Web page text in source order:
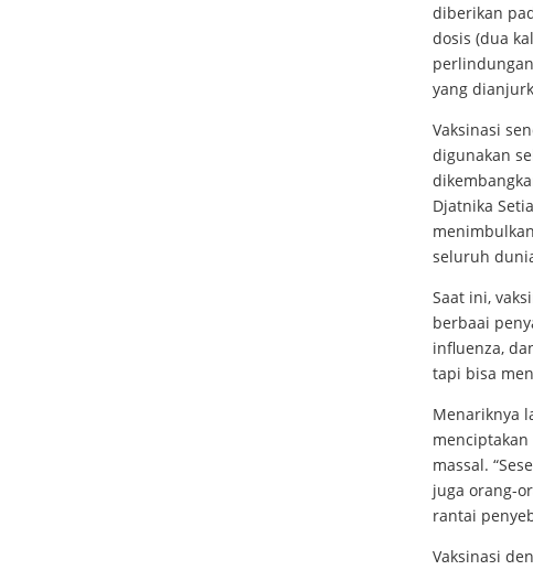
diberikan
dosis (dua
yang
Vaksinasi
digunakan
Djatnika
seluruh
Saat ini,
berbaai
influenza,
tapi bisa
Menariknya
massal.
juga orang-
rantai
Vaksinasi